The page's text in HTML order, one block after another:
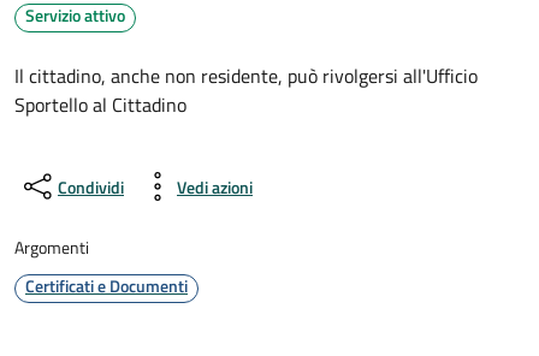
Servizio attivo
Il cittadino, anche non residente, può rivolgersi all'Ufficio
Sportello al Cittadino
Condividi Vedi azioni
Argomenti
Certificati e Documenti